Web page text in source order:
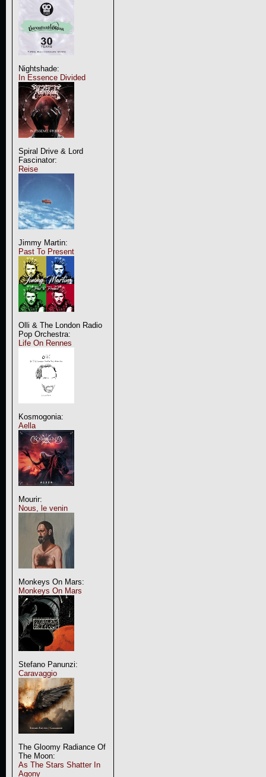
Nightshade:
In Essence Divided
Spiral Drive & Lord
Fascinator:
Reise
Jimmy Martin:
Past To Present
Olli & The London Radio
Pop Orchestra:
Life On Rennes
Kosmogonia:
Aella
Mourir:
Nous, le venin
Monkeys On Mars:
Monkeys On Mars
Stefano Panunzi:
Caravaggio
The Gloomy Radiance Of
The Moon:
As The Stars Shatter In
Agony